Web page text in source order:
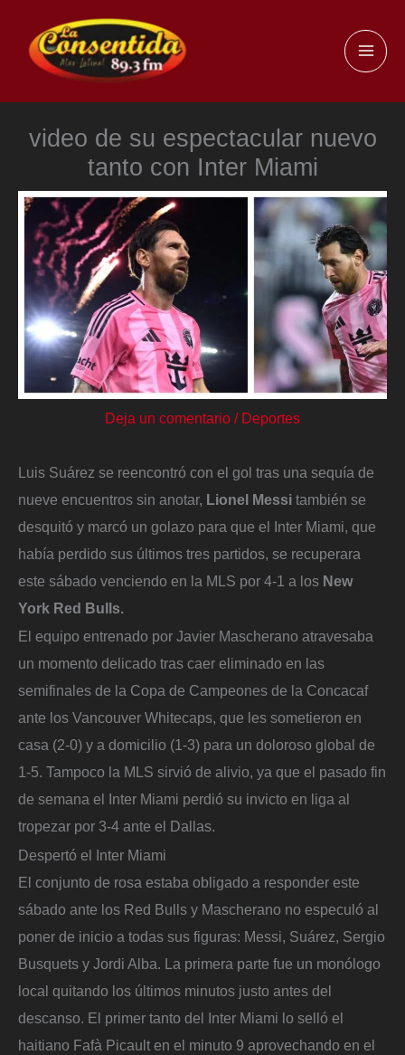
contenido
video de su espectacular nuevo
tanto con Inter Miami
Deja un comentario / Deportes
Luis Suárez se reencontró con el gol tras una sequía de
nueve encuentros sin anotar, Lionel Messi también se
desquitó y marcó un golazo para que el Inter Miami, que
había perdido sus últimos tres partidos, se recuperara
este sábado venciendo en la MLS por 4-1 a los New
York Red Bulls.
El equipo entrenado por Javier Mascherano atravesaba
un momento delicado tras caer eliminado en las
semifinales de la Copa de Campeones de la Concacaf
ante los Vancouver Whitecaps, que les sometieron en
casa (2-0) y a domicilio (1-3) para un doloroso global de
1-5. Tampoco la MLS sirvió de alivio, ya que el pasado fin
de semana el Inter Miami perdió su invicto en liga al
tropezar por 3-4 ante el Dallas.
Despertó el Inter Miami
El conjunto de rosa estaba obligado a responder este
sábado ante los Red Bulls y Mascherano no especuló al
poner de inicio a todas sus figuras: Messi, Suárez, Sergio
Busquets y Jordi Alba. La primera parte fue un monólogo
local quitando los últimos minutos justo antes del
descanso. El primer tanto del Inter Miami lo selló el
haitiano Fafà Picault en el minuto 9 aprovechando en el